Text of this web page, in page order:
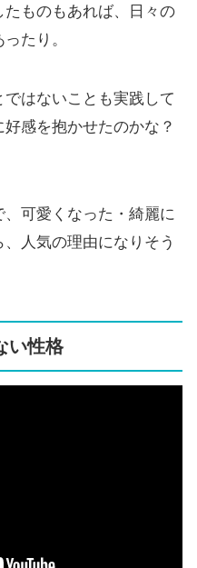
ものもあれば、日々の
たり。
はないことも実践して
感を抱かせたのかな？
可愛くなった・綺麗に
人気の理由になりそう
い性格